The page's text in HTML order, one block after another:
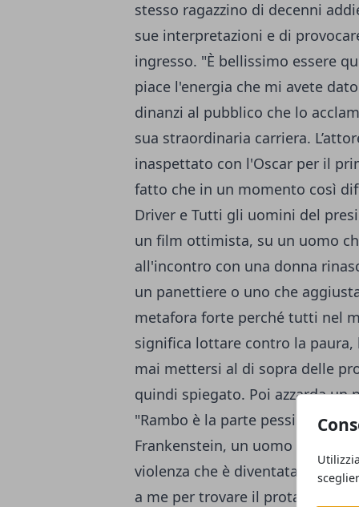
stesso ragazzino di decenni
sue interpretazioni e di
ingresso. "È bellissimo essere
piace l'energia che mi avete
dinanzi al pubblico che lo
sua straordinaria carriera.
inaspettato con l'Oscar per il
fatto che in un momento così
Driver e Tutti gli uomini del
un film ottimista, su un uomo
all'incontro con una donna
un panettiere o uno che
metafora forte perché tutti nel
significa lottare contro la
mai mettersi al di sopra delle
quindi spiegato. Poi azzarda un
"Rambo è la parte pessimista,
Frankenstein, un uomo che alla
violenza che è diventata. Io
a me per trovare il protagonista